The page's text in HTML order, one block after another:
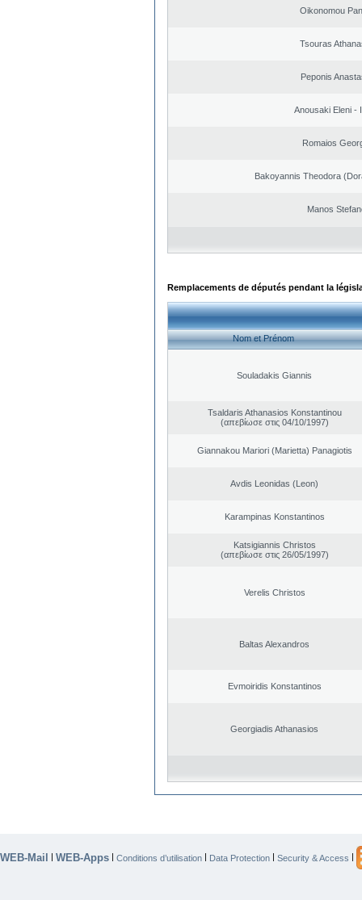
Oikonomou
Tsouras
Peponis
Anousaki Eleni -
Romaios
Bakoyannis Theodora
Manos
Remplacements de députés pendant la
Nom et Prénom
Souladakis Giannis
Tsaldaris Athanasios Konstantinou
(απεβίωσε στις 04/10/1997)
Giannakou Mariori (Marietta) Panagiotis
Avdis Leonidas (Leon)
Karampinas Konstantinos
Katsigiannis Christos
(απεβίωσε στις 26/05/1997)
Verelis Christos
Baltas Alexandros
Evmoiridis Konstantinos
Georgiadis Athanasios
WEB-Mail | WEB-Apps | Conditions d’utilisation | Data Protection | Security & Access |